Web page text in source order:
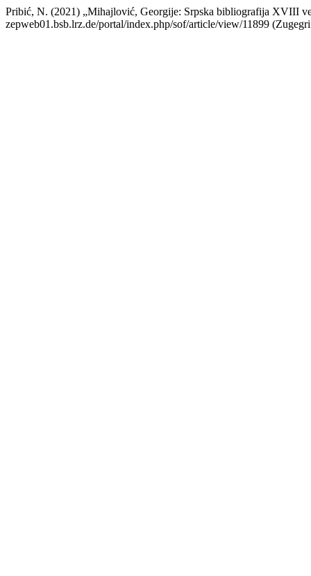
Pribić, N. (2021) „Mihajlović, Georgije: Srpska bibliografija XVIII
zepweb01.bsb.lrz.de/portal/index.php/sof/article/view/11899